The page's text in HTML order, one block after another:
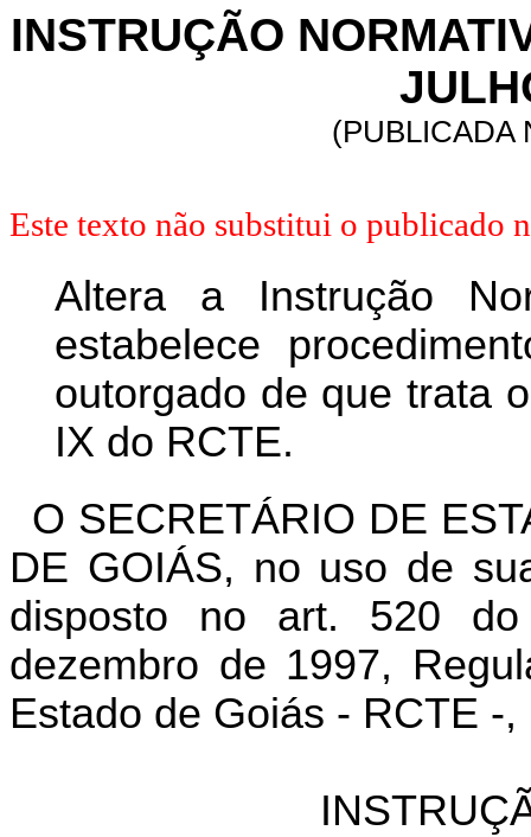
INSTRUÇÃO
(PUBLICADA
Este texto não substitui o publicado
Altera a Instrução
estabelece
outorgado de que trata
IX do RCTE.
O SECRETÁRIO DE
DE GOIÁS, no uso de
disposto no art. 520
dezembro de 1997,
Estado de Goiás - RCTE -